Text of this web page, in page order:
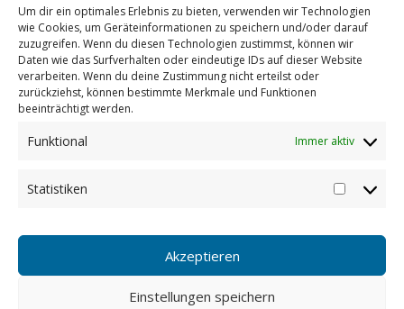
Um dir ein optimales Erlebnis zu bieten, verwenden wir Technologien
wie Cookies, um Geräteinformationen zu speichern und/oder darauf
zuzugreifen. Wenn du diesen Technologien zustimmst, können wir
Daten wie das Surfverhalten oder eindeutige IDs auf dieser Website
verarbeiten. Wenn du deine Zustimmung nicht erteilst oder
zurückziehst, können bestimmte Merkmale und Funktionen
beeinträchtigt werden.
Funktional Immer aktiv
Statistiken
Akzeptieren
Einstellungen speichern